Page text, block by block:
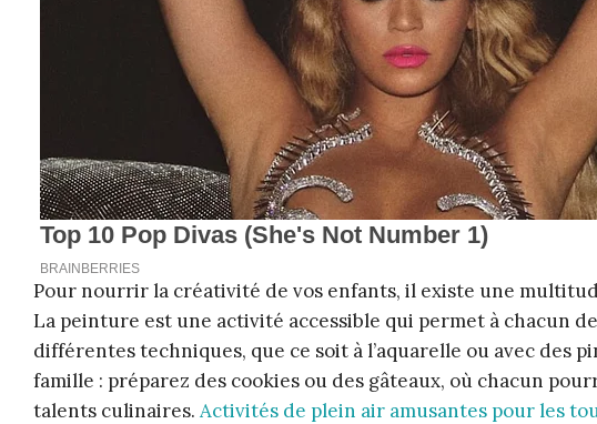
Pour nourrir la créativité de vos enfants, il existe une
La peinture est une activité accessible qui permet à chacun
différentes techniques, que ce soit à l’aquarelle ou avec des
famille : préparez des cookies ou des gâteaux, où chacun
talents culinaires. Activités de plein air amusantes pour les